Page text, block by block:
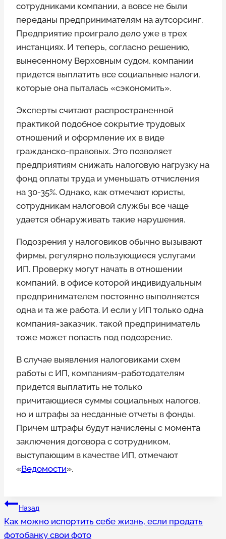
сотрудниками компании, а вовсе не были
переданы предпринимателям на аутсорсинг.
Предприятие проиграло дело уже в трех
инстанциях. И теперь, согласно решению,
вынесенному Верховным судом, компании
придется выплатить все социальные налоги,
которые она пыталась «сэкономить».
Эксперты считают распространенной
практикой подобное сокрытие трудовых
отношений и оформление их в виде
гражданско-правовых. Это позволяет
предприятиям снижать налоговую нагрузку на
фонд оплаты труда и уменьшать отчисления
на 30-35%. Однако, как отмечают юристы,
сотрудникам налоговой службы все чаще
удается обнаруживать такие нарушения.
Подозрения у налоговиков обычно вызывают
фирмы, регулярно пользующиеся услугами
ИП. Проверку могут начать в отношении
компаний, в офисе которой индивидуальным
предпринимателем постоянно выполняется
одна и та же работа. И если у ИП только одна
компания-заказчик, такой предприниматель
тоже может попасть под подозрение.
В случае выявления налоговиками схем
работы с ИП, компаниям-работодателям
придется выплатить не только
причитающиеся суммы социальных налогов,
но и штрафы за несданные отчеты в фонды.
Причем штрафы будут начислены с момента
заключения договора с сотрудником,
выступающим в качестве ИП, отмечают
«Ведомости».
Навигация
по
Назад
Как можно испортить себе жизнь, если продать
фотобанку свои фото